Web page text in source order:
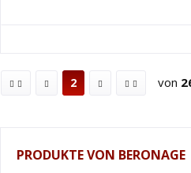
2 von
PRODUKTE VON BERONAGE